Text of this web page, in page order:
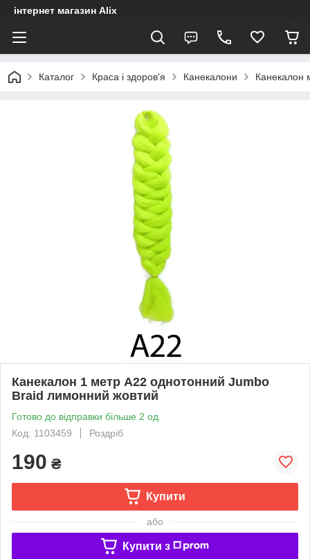
інтернет магазин Alix
Каталог Краса і здоров'я Канекалони Канекалон
Канекалон 1 метр А22 однотонний Jumbo
Braid лимонний жовтий
Готово до відправки більше 2 од.
Код: 1103459
Роздріб
190 ₴
Купити
або
Купити з